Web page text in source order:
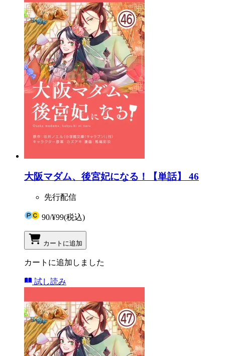
大阪マダム、後宮妃になる！【単話】 46
先行配信
90/¥99(税込)
カートに追加
カートに追加しました
試し読み